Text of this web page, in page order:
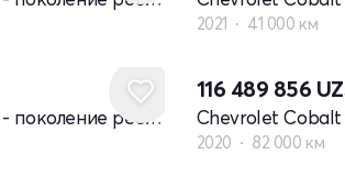
2021 41 000 км
Chevrolet Cobalt II - поколение рестайлинг
116 489 856
2020 82 000 км